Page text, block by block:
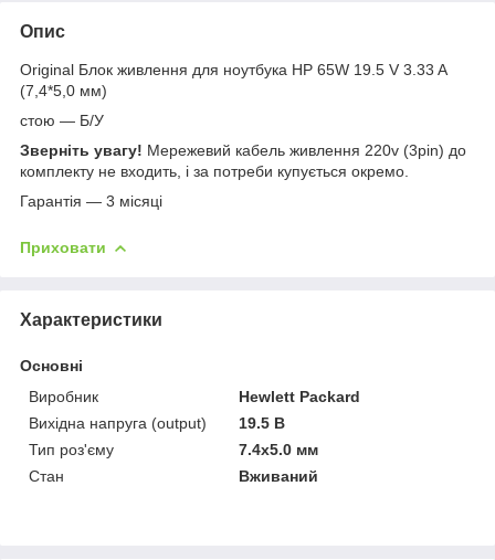
Опис
Original Блок живлення для ноутбука HP 65W 19.5 V 3.33 A
(7,4*5,0 мм)
стою — Б/У
Зверніть увагу! Мережевий кабель живлення 220v (3pin) до
комплекту не входить, і за потреби купується окремо.
Гарантія — 3 місяці
Приховати
Характеристики
Основні
Виробник
Hewlett Packard
Вихідна напруга (output)
19.5 В
Тип роз'єму
7.4x5.0 мм
Стан
Вживаний